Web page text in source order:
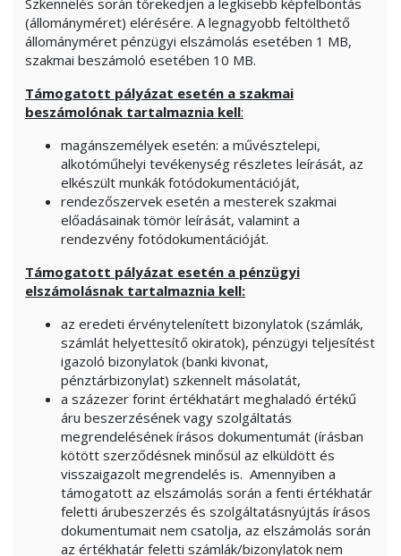
Szkennelés során törekedjen a legkisebb képfelbontás
(állományméret) elérésére. A legnagyobb feltölthető
állományméret pénzügyi elszámolás esetében 1 MB,
szakmai beszámoló esetében 10 MB.
Támogatott pályázat esetén a szakmai
beszámolónak tartalmaznia kell:
magánszemélyek esetén: a művésztelepi,
alkotóműhelyi tevékenység részletes leírását, az
elkészült munkák fotódokumentációját,
rendezőszervek esetén a mesterek szakmai
előadásainak tömör leírását, valamint a
rendezvény fotódokumentációját.
Támogatott pályázat esetén a pénzügyi
elszámolásnak tartalmaznia kell:
az eredeti érvénytelenített bizonylatok (számlák,
számlát helyettesítő okiratok), pénzügyi teljesítést
igazoló bizonylatok (banki kivonat,
pénztárbizonylat) szkennelt másolatát,
a százezer forint értékhatárt meghaladó értékű
áru beszerzésének vagy szolgáltatás
megrendelésének írásos dokumentumát (írásban
kötött szerződésnek minősül az elküldött és
visszaigazolt megrendelés is. Amennyiben a
támogatott az elszámolás során a fenti értékhatár
feletti árubeszerzés és szolgáltatásnyújtás írásos
dokumentumait nem csatolja, az elszámolás során
az értékhatár feletti számlák/bizonylatok nem